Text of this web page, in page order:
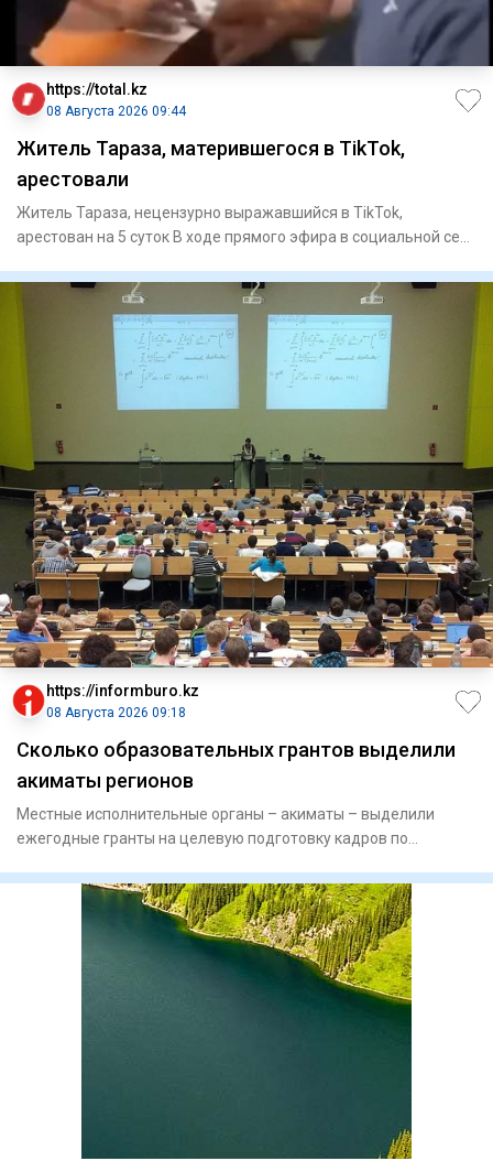
https://total.kz
08 Августа 2026 09:44
Житель Тараза, матерившегося в TikTok,
арестовали
Житель Тараза, нецензурно выражавшийся в TikTok,
арестован на 5 суток В ходе прямого эфира в социальной сети
https://informburo.kz
08 Августа 2026 09:18
Сколько образовательных грантов выделили
акиматы регионов
Местные исполнительные органы – акиматы – выделили
ежегодные гранты на целевую подготовку кадров по